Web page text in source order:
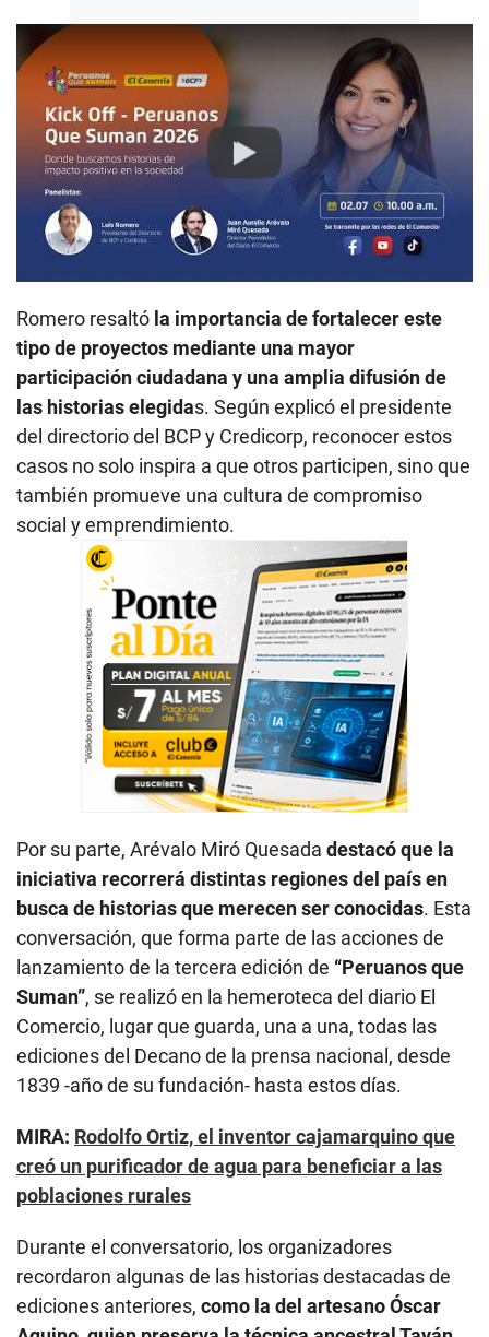
Play
Romero resaltó la importancia de fortalecer este
tipo de proyectos mediante una mayor
participación ciudadana y una amplia difusión de
las historias elegidas. Según explicó el presidente
del directorio del BCP y Credicorp, reconocer estos
casos no solo inspira a que otros participen, sino que
también promueve una cultura de compromiso
social y emprendimiento.
Por su parte, Arévalo Miró Quesada destacó que la
iniciativa recorrerá distintas regiones del país en
busca de historias que merecen ser conocidas. Esta
conversación, que forma parte de las acciones de
lanzamiento de la tercera edición de “Peruanos que
Suman”, se realizó en la hemeroteca del diario El
Comercio, lugar que guarda, una a una, todas las
ediciones del Decano de la prensa nacional, desde
1839 -año de su fundación- hasta estos días.
MIRA: Rodolfo Ortiz, el inventor cajamarquino que
creó un purificador de agua para beneficiar a las
poblaciones rurales
Durante el conversatorio, los organizadores
recordaron algunas de las historias destacadas de
ediciones anteriores, como la del artesano Óscar